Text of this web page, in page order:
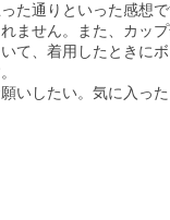
た通りといった感想
ません。また、カッ
て、着用したときに
いしたい。気に入っ